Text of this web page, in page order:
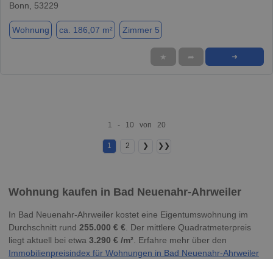
Bonn, 53229
Wohnung ca. 186,07 m² Zimmer 5
★ ➦ ➜
1 - 10 von 20
1 2 ❯ ❯❯
Wohnung kaufen in Bad Neuenahr-Ahrweiler
In Bad Neuenahr-Ahrweiler kostet eine Eigentumswohnung im
Durchschnitt rund 255.000 € €. Der mittlere Quadratmeterpreis
liegt aktuell bei etwa 3.290 € /m². Erfahre mehr über den
Immobilienpreisindex für Wohnungen in Bad Neuenahr-Ahrweiler